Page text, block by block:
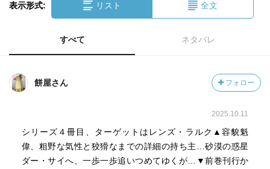
表示形式: リスト 全文
すべて ネタバレ
餅屋さん フォロー
2025.10.11
シリーズ４冊目、ターゲットはレンズ・ラルク▲容貌魁
偉、粗野な気性と狡猾なまでの詳細の持ち主…砂漠の惑星
ダー・サイへ、一歩一歩追いつめてゆくが…▼前巻刊行か